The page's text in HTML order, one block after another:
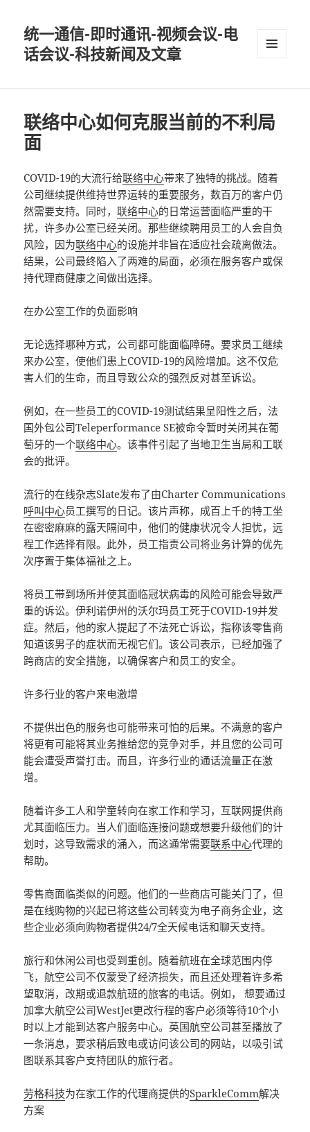
统一通信-即时通讯-视频会议-电
话会议-科技新闻及文章
联络中心如何克服当前的不利局
面
COVID-19的大流行给联络中心带来了独特的挑战。随着
公司继续提供维持世界运转的重要服务，数百万的客户仍
然需要支持。同时，联络中心的日常运营面临严重的干
扰，许多办公室已经关闭。那些继续聘用员工的人会自负
风险，因为联络中心的设施并非旨在适应社会疏离做法。
结果，公司最终陷入了两难的局面，必须在服务客户或保
持代理商健康之间做出选择。
在办公室工作的负面影响
无论选择哪种方式，公司都可能面临障碍。要求员工继续
来办公室，使他们患上COVID-19的风险增加。这不仅危
害人们的生命，而且导致公众的强烈反对甚至诉讼。
例如，在一些员工的COVID-19测试结果呈阳性之后，法
国外包公司Teleperformance SE被命令暂时关闭其在葡
萄牙的一个联络中心。该事件引起了当地卫生当局和工联
会的批评。
流行的在线杂志Slate发布了由Charter Communications
呼叫中心员工撰写的日记。该片声称，成百上千的特工坐
在密密麻麻的露天隔间中，他们的健康状况令人担忧，远
程工作选择有限。此外，员工指责公司将业务计算的优先
次序置于集体福祉之上。
将员工带到场所并使其面临冠状病毒的风险可能会导致严
重的诉讼。伊利诺伊州的沃尔玛员工死于COVID-19并发
症。然后，他的家人提起了不法死亡诉讼，指称该零售商
知道该男子的症状而无视它们。该公司表示，已经加强了
跨商店的安全措施，以确保客户和员工的安全。
许多行业的客户来电激增
不提供出色的服务也可能带来可怕的后果。不满意的客户
将更有可能将其业务推给您的竞争对手，并且您的公司可
能会遭受声誉打击。而且，许多行业的通话流量正在激
增。
随着许多工人和学童转向在家工作和学习，互联网提供商
尤其面临压力。当人们面临连接问题或想要升级他们的计
划时，这导致需求的涌入，而这通常需要联系中心代理的
帮助。
零售商面临类似的问题。他们的一些商店可能关门了，但
是在线购物的兴起已将这些公司转变为电子商务企业，这
些企业必须向购物者提供24/7全天候电话和聊天支持。
旅行和休闲公司也受到重创。随着航班在全球范围内停
飞，航空公司不仅蒙受了经济损失，而且还处理着许多希
望取消，改期或退款航班的旅客的电话。例如， 想要通过
加拿大航空公司WestJet更改行程的客户必须等待10个小
时以上才能到达客户服务中心。英国航空公司甚至播放了
一条消息，要求稍后致电或访问该公司的网站，以吸引试
图联系其客户支持团队的旅行者。
劳格科技为在家工作的代理商提供的SparkleComm解决
方案